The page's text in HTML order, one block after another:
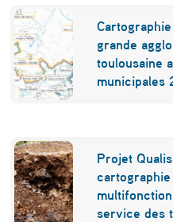
grande
toulousaine
municipales
Projet
service des